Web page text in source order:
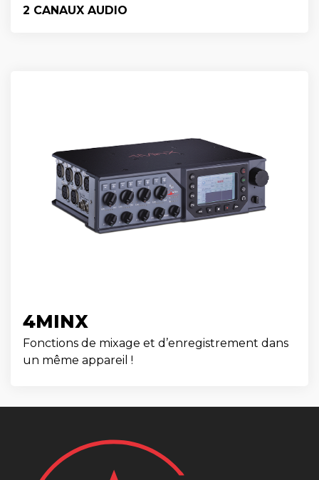
2 CANAUX AUDIO
4MINX
Fonctions de mixage et d’enregistrement dans
un même appareil !